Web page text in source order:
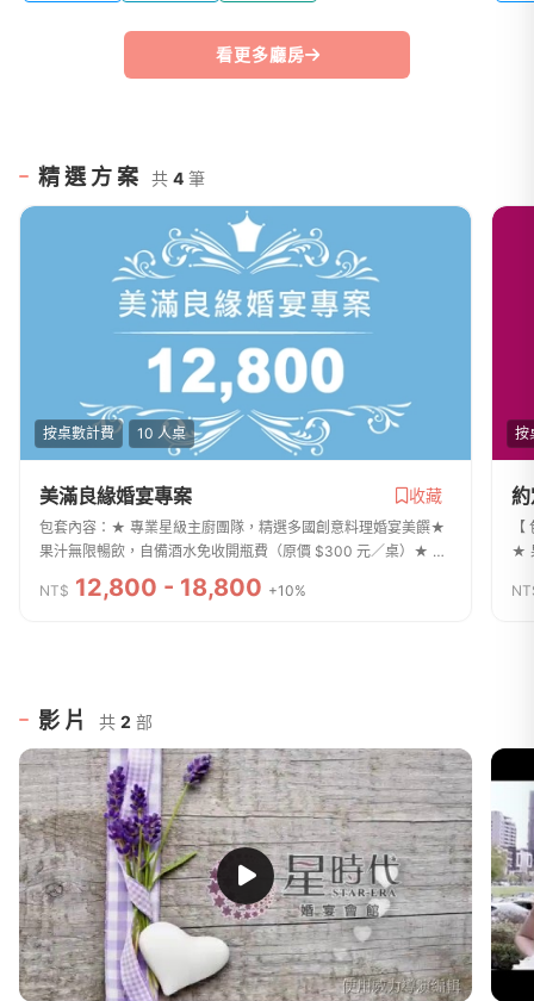
看更多廳房
影片 共 2 部
精選方案 共 4 筆
按桌數計費 10 人桌
美滿良緣婚宴專案 收藏
包套內容：★ 專業星級主廚團隊，精選多國創意料理婚宴美饌★
果汁無限暢飲，自備酒水免收開瓶費（原價 $300 元／桌）★ 每
桌贈送高級紅酒 1 瓶（每席加價 300 可升級威士忌暢飲）★ 主桌
佈置 / 時尚拱門 / 紅毯走道 /...
NT$ 12,800 - 18,800 +10%
按
★
桌